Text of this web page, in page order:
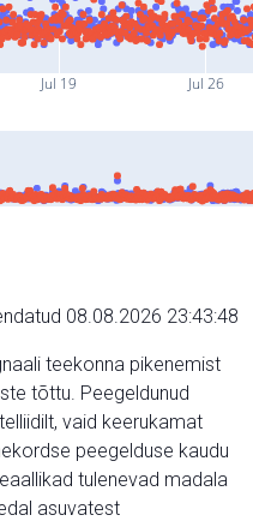
Jul 19 Jul 26
08.08.2026 23:43:48
teekonna pikenemist
tõttu. Peegeldunud
vaid keerukamat
peegelduse kaudu
tulenevad madala
asuvatest